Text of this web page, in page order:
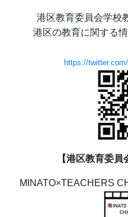
港区教育委員会学校
港区の教育に関する
https://
【港区教育委員
MINATO×TEACHERS